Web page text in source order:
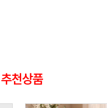
추천상품